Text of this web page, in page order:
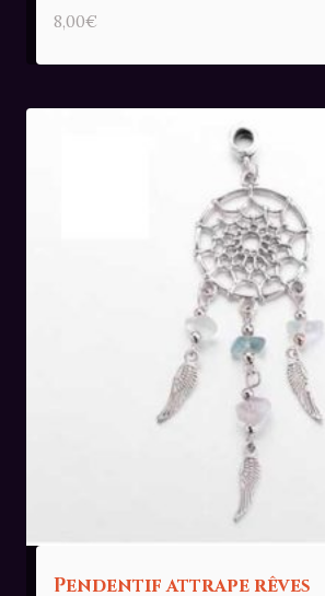
8,00€
Pendentif attrape rêves